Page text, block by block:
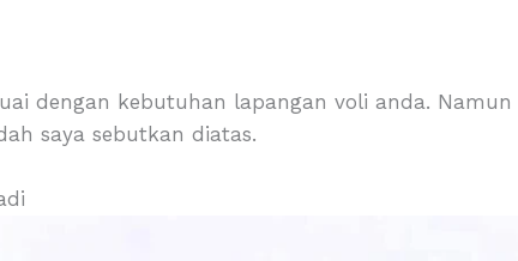
dengan kebutuhan lapangan voli anda.
saya sebutkan diatas.